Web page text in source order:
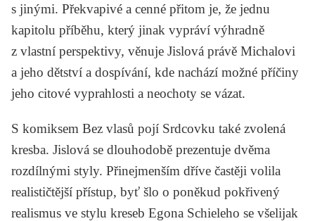
s jinými. Překvapivé a cenné přitom je, že jednu
kapitolu příběhu, který jinak vypráví výhradně
z vlastní perspektivy, věnuje Jislová právě Michalovi
a jeho dětství a dospívání, kde nachází možné příčiny
jeho citové vyprahlosti a neochoty se vázat.
S komiksem Bez vlasů pojí Srdcovku také zvolená
kresba. Jislová se dlouhodobě prezentuje dvěma
rozdílnými styly. Přinejmenším dříve častěji volila
realističtější přístup, byť šlo o poněkud pokřivený
realismus ve stylu kreseb Egona Schieleho se všelijak